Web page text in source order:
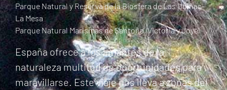
Parque Natural y Reserva de la Biosfera de Las Ubiñas-
La Mesa
Parque Natural Marismas de Santoña, Victoria y Joyel
España ofrece a los amantes de la
naturaleza multitud de oportunidades para
maravillarse. Este viaje nos lleva a zonas del